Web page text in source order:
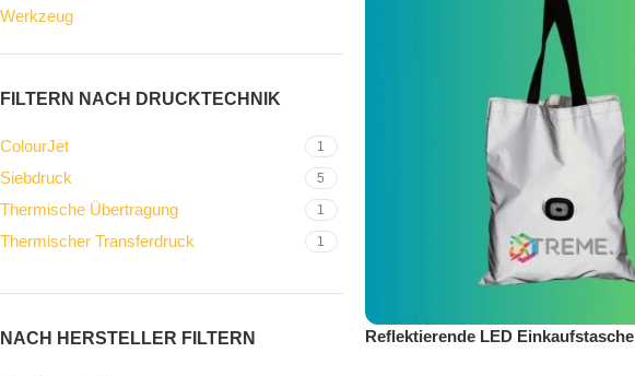
Werkzeug
FILTERN NACH DRUCKTECHNIK
ColourJet 1
Siebdruck 5
Thermische Übertragung 1
Thermischer Transferdruck 1
NACH HERSTELLER FILTERN
Reflektierende LED Einkaufstasche